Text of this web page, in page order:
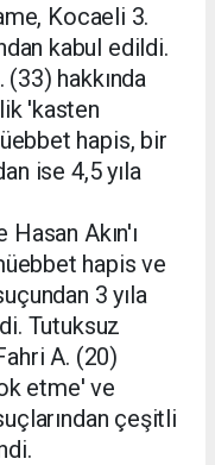
Kocaeli 3.
kabul edildi.
(33) hakkında
'kasten
hapis, bir
ise 4,5 yıla
Akın'ı
hapis ve
3 yıla
Tutuksuz
A. (20)
etme' ve
çeşitli